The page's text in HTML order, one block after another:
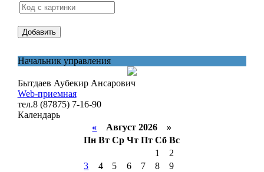
Начальник управления
Бытдаев Аубекир Ансарович
Web-приемная
тел.8 (87875) 7-16-90
Календарь
« Август 2026 »
Пн Вт Ср Чт Пт Сб Вс
1
2
3
4 5 6 7 8
9